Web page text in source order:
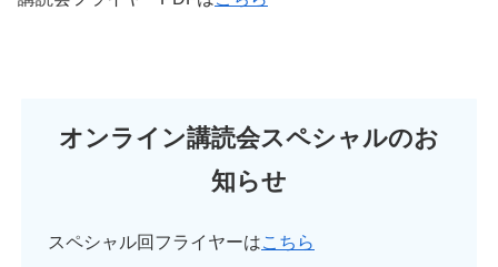
オンライン講読会スペシャルのお
知らせ
スペシャル回フライヤーはこちら